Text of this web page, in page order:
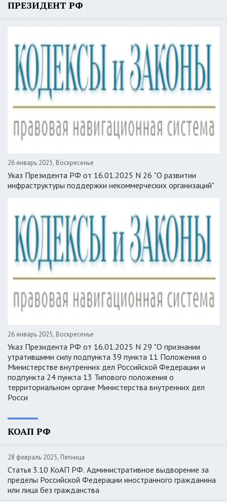
ПРЕЗИДЕНТ РФ
26 январь 2025, Воскресенье
Указ Президента РФ от 16.01.2025 N 26 "О развитии
инфраструктуры поддержки некоммерческих организаций"
26 январь 2025, Воскресенье
Указ Президента РФ от 16.01.2025 N 29 "О признании
утратившими силу подпункта 39 пункта 11 Положения о
Министерстве внутренних дел Российской Федерации и
подпункта 24 пункта 13 Типового положения о
территориальном органе Министерства внутренних дел
Росси
КОАП РФ
28 февраль 2025, Пятница
Статья 3.10 КоАП РФ. Административное выдворение за
пределы Российской Федерации иностранного гражданина
или лица без гражданства